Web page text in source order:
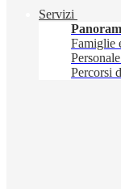
Servizi
Famiglie
Percorsi